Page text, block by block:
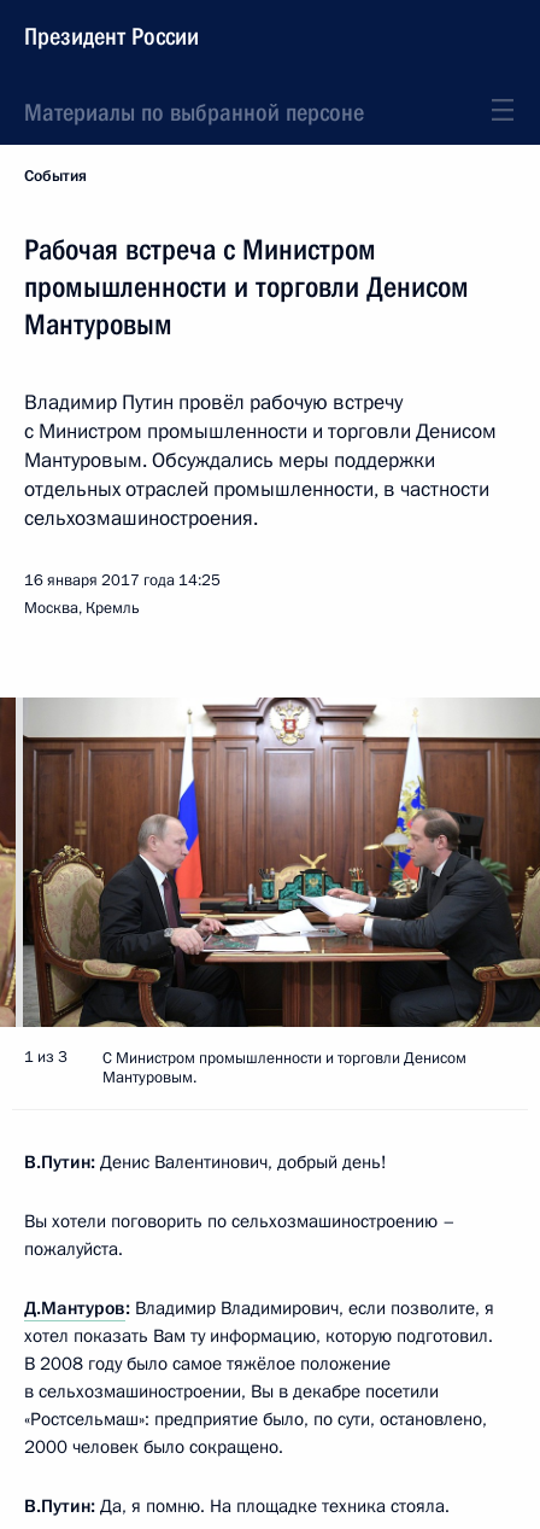
Президент России
Материалы по выбранной персоне
События
Рабочая встреча с Министром
промышленности и торговли Денисом
Мантуровым
Владимир Путин провёл рабочую встречу
с Министром промышленности и торговли Денисом
Мантуровым. Обсуждались меры поддержки
отдельных отраслей промышленности, в частности
сельхозмашиностроения.
16 января 2017 года 14:25
Москва, Кремль
1 из 3
С Министром промышленности и торговли Денисом
Мантуровым.
В.Путин: Денис Валентинович, добрый день!
Вы хотели поговорить по сельхозмашиностроению –
пожалуйста.
Д.Мантуров: Владимир Владимирович, если позволите, я
хотел показать Вам ту информацию, которую подготовил.
В 2008 году было самое тяжёлое положение
в сельхозмашиностроении, Вы в декабре посетили
«Ростсельмаш»: предприятие было, по сути, остановлено,
2000 человек было сокращено.
В.Путин: Да, я помню. На площадке техника стояла.